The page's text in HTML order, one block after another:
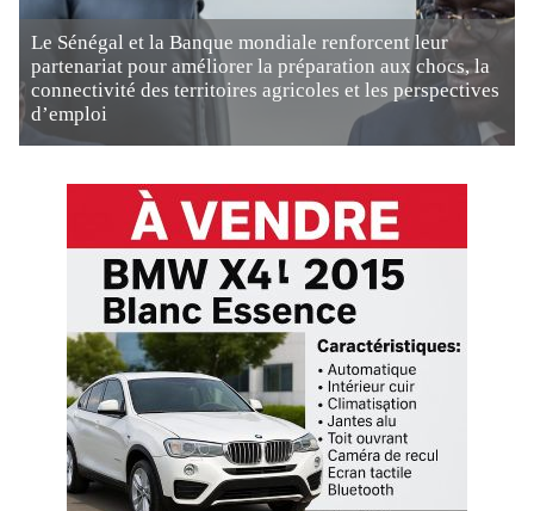
Le Sénégal et la Banque mondiale renforcent leur
partenariat pour améliorer la préparation aux chocs, la
connectivité des territoires agricoles et les perspectives
d’emploi